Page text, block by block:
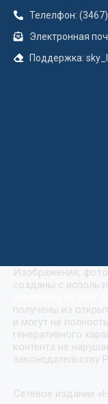
Телелфон:
Электронная
Поддержка:
Изображения,
созданы с
получены из
и могут не
генеративного
контента не
законодательству
Сетевое издание